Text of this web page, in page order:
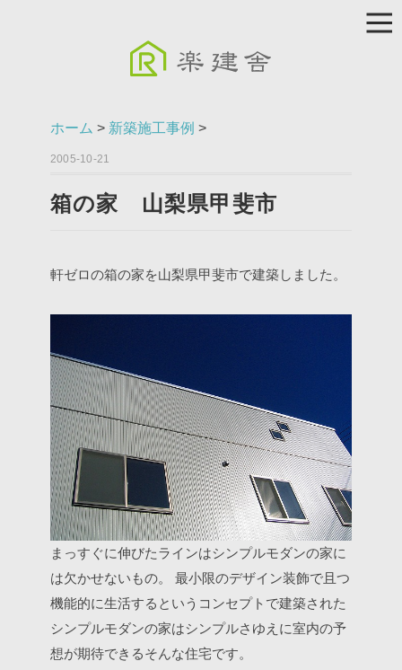
ホーム > 新築施工事例 >
2005-10-21
箱の家 山梨県甲斐市
軒ゼロの箱の家を山梨県甲斐市で建築しました。
まっすぐに伸びたラインはシンプルモダンの家に
は欠かせないもの。
最小限のデザイン装飾で且つ
機能的に生活するというコンセプトで建築された
シンプルモダンの家はシンプルさゆえに室内の予
想が期待できるそんな住宅です。